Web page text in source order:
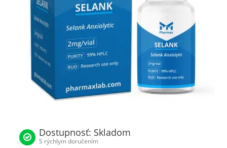
Dostupnosť: Skladom
S rýchlym doručením